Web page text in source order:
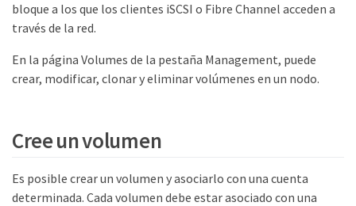
bloque a los que los clientes iSCSI o Fibre Channel acceden a
través de la red.
En la página Volumes de la pestaña Management, puede
crear, modificar, clonar y eliminar volúmenes en un nodo.
Cree un volumen
Es posible crear un volumen y asociarlo con una cuenta
determinada. Cada volumen debe estar asociado con una